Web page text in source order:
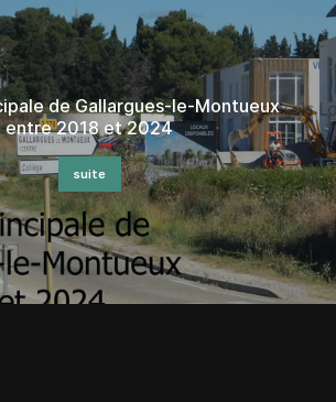
de Gallargues-le-Montueux
entre 2018 et 2024
suite